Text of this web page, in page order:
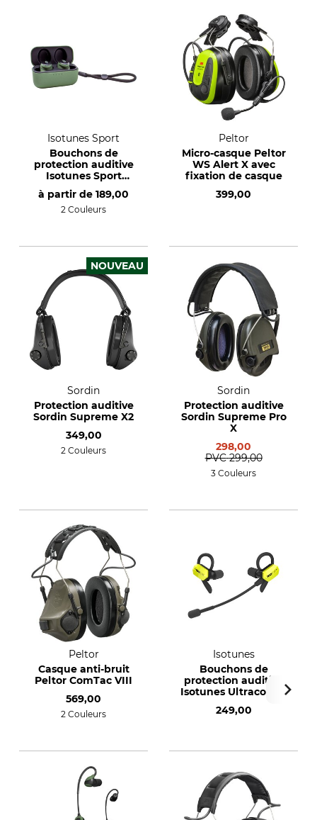
Isotunes Sport
Bouchons de
protection auditive
Isotunes Sport
Caliber
à partir de 189,00
2 Couleurs
Peltor
Micro-casque Peltor
WS Alert X avec
fixation de casque
399,00
NOUVEAU
Sordin
Protection auditive
Sordin Supreme X2
349,00
2 Couleurs
Sordin
Protection auditive
Sordin Supreme Pro
X
298,00
PVC 299,00
3 Couleurs
Peltor
Casque anti-bruit
Peltor ComTac VIII
569,00
2 Couleurs
Isotunes
Bouchons de
protection auditive
Isotunes Ultracomm
249,00